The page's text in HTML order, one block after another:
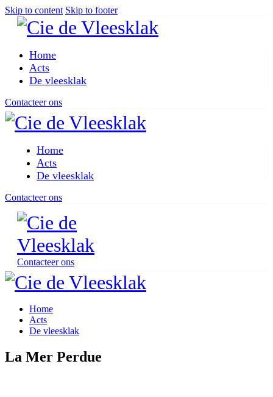
Skip to content Skip to footer
Home
Acts
De vleesklak
Contacteer ons
Home
Acts
De vleesklak
Contacteer ons
Contacteer ons
Home
Acts
De vleesklak
La Mer Perdue